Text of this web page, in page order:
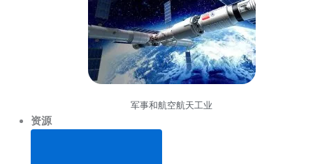
军事和航空航天工业
资源